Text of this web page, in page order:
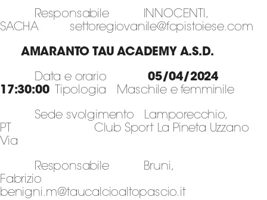
Responsabile INNOCENTI,
SACHA settoregiovanile@fcpistoiese.com
AMARANTO TAU ACADEMY A.S.D.
Data e orario 05/04/2024
17:30:00Tipologia Maschile e femminile
Sede svolgimento Lamporecchio,
PT Club Sport La Pineta Uzzano
Via
Responsabile Bruni,
Fabrizio
benigni.m@taucalcioaltopascio.it